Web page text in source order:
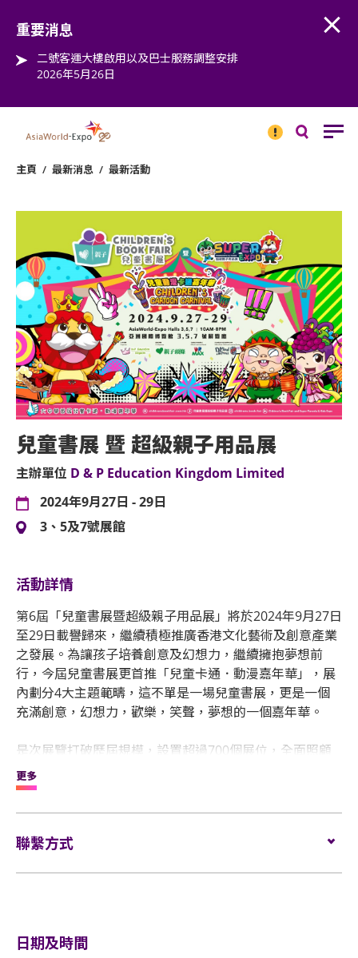
重要消息
二號客運大樓啟用以及巴士服務調整安排
2026年5月26日
消息
主頁 / 最新消息 / 最新活動
兒童書展 暨 超級親子用品展
主辦單位 D & P Education Kingdom Limited
2024年9月27日 - 29日
3、5及7號展館
活動詳情
第6屆「兒童書展暨超級親子用品展」將於2024年9月27日
至29日載譽歸來，繼續積極推廣香港文化藝術及創意產業
之發展。為讓孩子培養創意及幻想力，繼續擁抱夢想前
行，今屆兒童書展更首推「兒童卡通．動漫嘉年華」，展
內劃分4大主題範疇，這不單是一場兒童書展，更是一個
充滿創意，幻想力，歡樂，笑聲，夢想的一個嘉年華。
是次展覽打破歷屆規模，設置超過700個展位，全面照顧
0-12歲家庭所需，多元化產品及服務涵蓋：兒童書籍、教
育、嬰幼兒專區、家庭購物百貨及親子活動，為本地及外
更多
聯繫方式
日期及時間